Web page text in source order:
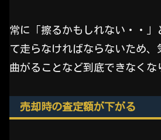
常に「擦るかもしれない・・」
て走らなければならないため、
曲がることなど到底できなくな
売却時の査定額が下がる